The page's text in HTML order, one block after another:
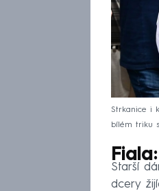
Strkanice i
bílém triku
Starší
dcery